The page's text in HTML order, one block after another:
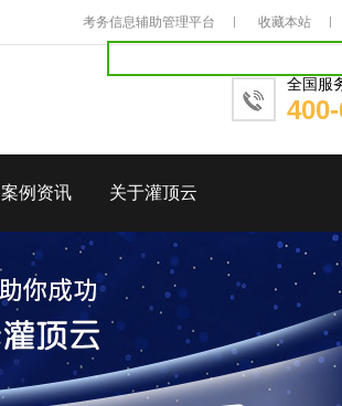
考务信息辅助管理平台 收藏本站
全国服
案例资讯 关于灌顶云